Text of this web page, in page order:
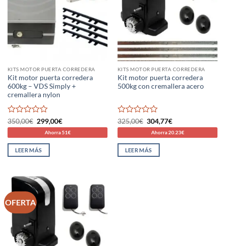
KITS MOTOR PUERTA CORREDERA
Kit motor puerta corredera
600kg – VDS Simply +
cremallera nylon
Valorado
con
0
de
350,00€ El
precio
original
era:
350,00€.
299,00€El
precio
actual
es:
Ahorra 51€
LEER MÁS
KITS MOTOR PUERTA CORREDERA
Kit motor puerta corredera
500kg con cremallera acero
Valorado
con
0
de
325,00€ El
precio
original
era:
325,00€.
304,77€El
precio
actual
es:
Ahorra 20.23€
LEER MÁS
OFERTA